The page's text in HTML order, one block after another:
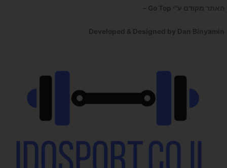
האתר מקודם ע"י Go Top –
Developed & Designed by Dan Binyamin